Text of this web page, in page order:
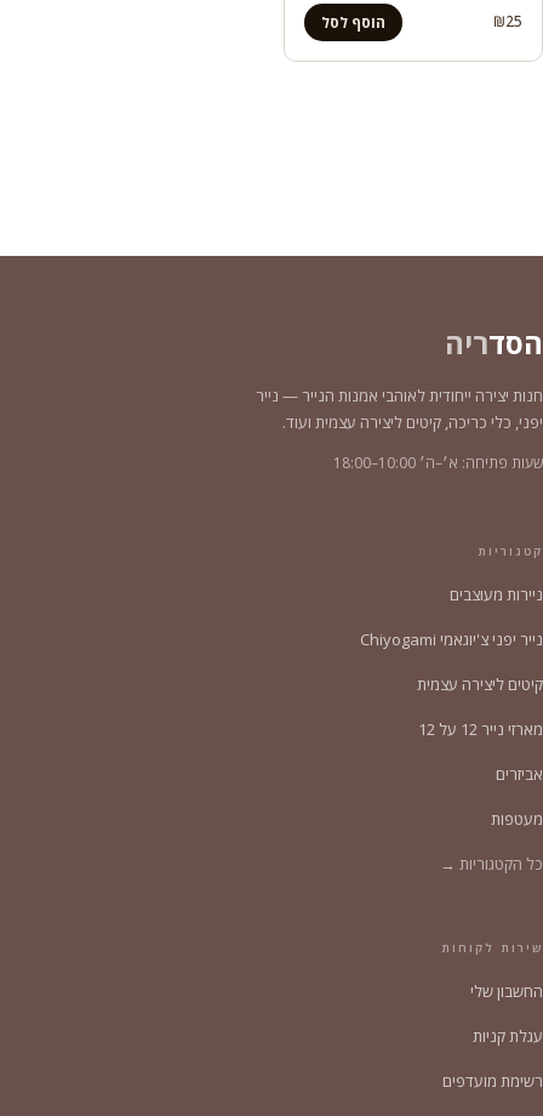
₪25 הוסף לסל
הסדריה
חנות יצירה ייחודית לאוהבי אמנות הנייר — נייר
יפני, כלי כריכה, קיטים ליצירה עצמית ועוד.
שעות פתיחה: א׳–ה׳ 10:00–18:00
קטגוריות
ניירות מעוצבים
נייר יפני צ'יוגאמי Chiyogami
קיטים ליצירה עצמית
מארזי נייר 12 על 12
אביזרים
מעטפות
כל הקטגוריות →
שירות לקוחות
החשבון שלי
עגלת קניות
רשימת מועדפים